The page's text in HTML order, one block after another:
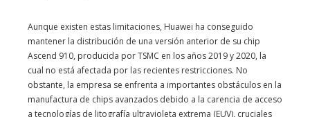
Aunque existen estas limitaciones, Huawei ha conseguido
mantener la distribución de una versión anterior de su chip
Ascend 910, producida por TSMC en los años 2019 y 2020, la
cual no está afectada por las recientes restricciones. No
obstante, la empresa se enfrenta a importantes obstáculos en la
manufactura de chips avanzados debido a la carencia de acceso
a tecnologías de litografía ultravioleta extrema (EUV), cruciales